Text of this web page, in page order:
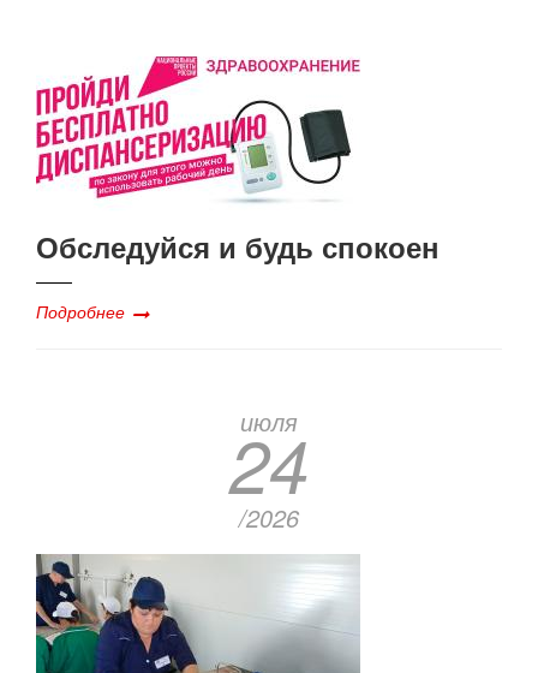
Обследуйся и будь спокоен
Подробнее
июля
24
/2026